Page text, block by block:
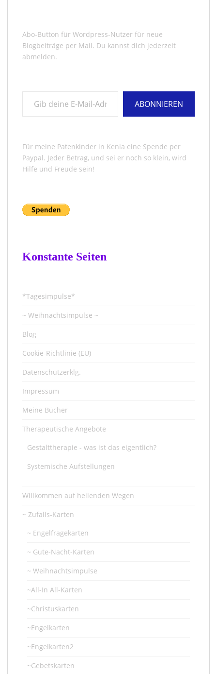
Abo-Button für Wordpress-Nutzer für neue
Blogbeiträge per Mail. Du kannst dich jederzeit
abmelden.
ABONNIEREN
Für meine Patenkinder in Kenia eine Spende per
Paypal. Jeder Betrag, und sei er noch so klein, wird
Hilfe und Freude sein!
Konstante Seiten
*Tagesimpulse*
~ Weihnachtsimpulse ~
Blog
Cookie-Richtlinie (EU)
Datenschutzerklg.
Impressum
Meine Bücher
Therapeutische Angebote
Gestalttherapie - was ist das eigentlich?
Systemische Aufstellungen
Willkommen auf heilenden Wegen
~ Zufalls-Karten
~ Engelfragekarten
~ Gute-Nacht-Karten
~ Weihnachtsimpulse
~All-In All-Karten
~Christuskarten
~Engelkarten
~Engelkarten2
~Gebetskarten